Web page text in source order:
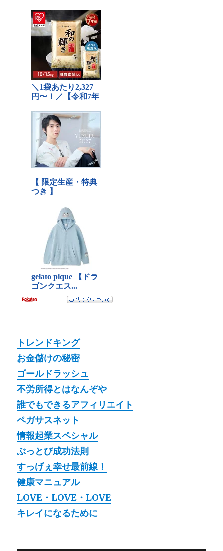
トレンドキング
お金儲けの秘密
ゴールドラッシュ
不労所得とはなんぞや
誰でもできるアフィリエイト
ペガサスネット
情報起業スペシャル
ぶっとび成功法則
すっげぇ幸せ最前線！
健康マニュアル
LOVE・LOVE・LOVE
キレイになるために